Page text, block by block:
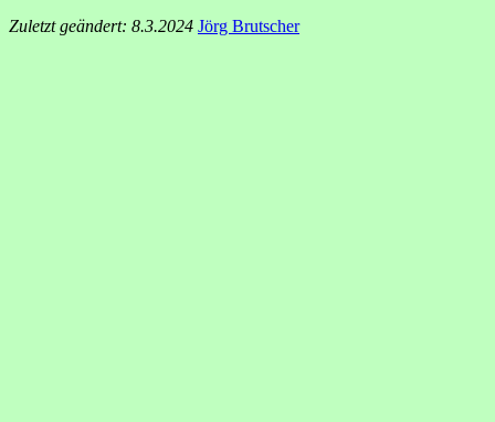
Zuletzt geändert: 8.3.2024 Jörg Brutscher